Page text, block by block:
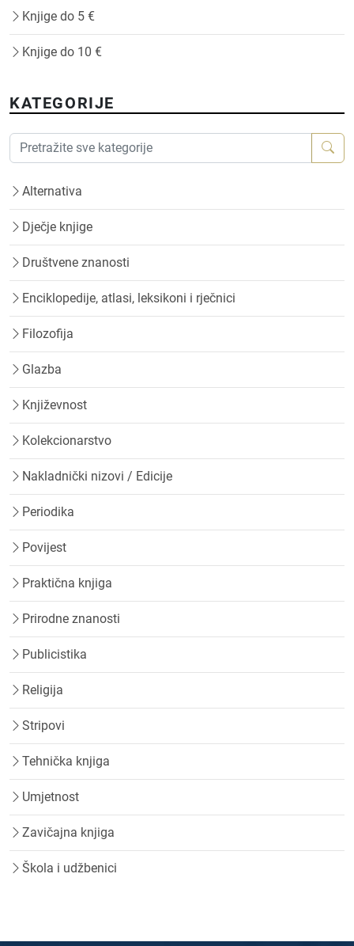
Knjige do 5 €
Knjige do 10 €
KATEGORIJE
Alternativa
Dječje knjige
Društvene znanosti
Enciklopedije, atlasi, leksikoni i rječnici
Filozofija
Glazba
Književnost
Kolekcionarstvo
Nakladnički nizovi / Edicije
Periodika
Povijest
Praktična knjiga
Prirodne znanosti
Publicistika
Religija
Stripovi
Tehnička knjiga
Umjetnost
Zavičajna knjiga
Škola i udžbenici